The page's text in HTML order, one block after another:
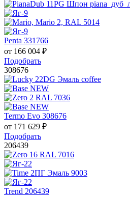
Penta 331766
от 166 004 ₽
Подобрать
308676
Termo Evo 308676
от 171 629 ₽
Подобрать
206439
Trend 206439